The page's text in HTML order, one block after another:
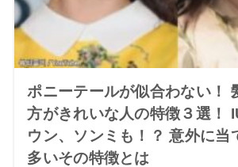
ポニーテールが似合わない！
方がきれいな人の特徴３選！
ウン、ソンミも！？ 意外に当
多いその特徴とは